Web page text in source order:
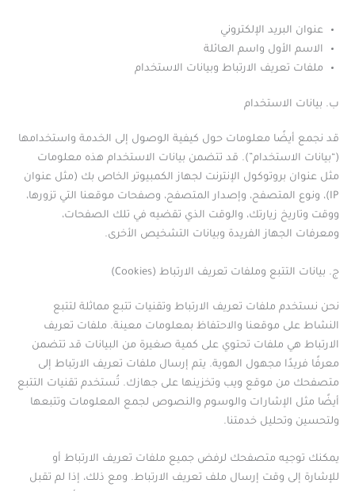
عنوان البريد الإلكتروني
الاسم الأول واسم العائلة
ملفات تعريف الارتباط وبيانات الاستخدام
ب. بيانات الاستخدام
قد نجمع أيضًا معلومات حول كيفية الوصول إلى الخدمة واستخدامها
(“بيانات الاستخدام”). قد تتضمن بيانات الاستخدام هذه معلومات
مثل عنوان بروتوكول الإنترنت لجهاز الكمبيوتر الخاص بك (مثل عنوان
IP)، ونوع المتصفح، وإصدار المتصفح، وصفحات موقعنا التي تزورها،
ووقت وتاريخ زيارتك، والوقت الذي تقضيه في تلك الصفحات،
ومعرفات الجهاز الفريدة وبيانات التشخيص الأخرى.
ج. بيانات التتبع وملفات تعريف الارتباط (Cookies)
نحن نستخدم ملفات تعريف الارتباط وتقنيات تتبع مماثلة لتتبع
النشاط على موقعنا والاحتفاظ بمعلومات معينة. ملفات تعريف
الارتباط هي ملفات تحتوي على كمية صغيرة من البيانات قد تتضمن
معرفًا فريدًا مجهول الهوية. يتم إرسال ملفات تعريف الارتباط إلى
متصفحك من موقع ويب وتخزينها على جهازك. تُستخدم تقنيات التتبع
أيضًا مثل الإشارات والوسوم والنصوص لجمع المعلومات وتتبعها
ولتحسين وتحليل خدمتنا.
يمكنك توجيه متصفحك لرفض جميع ملفات تعريف الارتباط أو
للإشارة إلى وقت إرسال ملف تعريف الارتباط. ومع ذلك، إذا لم تقبل